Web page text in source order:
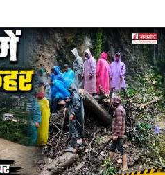
पर जल पुलिस, स्टेट डिजास्टर
डिजास्टर रिस्पांस फोर्स
घटनास्थल के लिए रवाना किया
के क्षेत्रों में व्यापक स्तर पर तलाश